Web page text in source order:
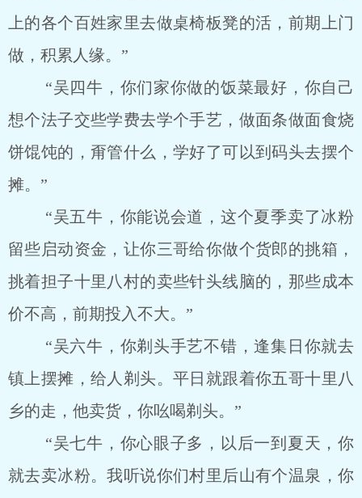
上的各个百姓家里去做桌椅板凳的活，前期上门
做，积累人缘。”
“吴四牛，你们家你做的饭菜最好，你自己
想个法子交些学费去学个手艺，做面条做面食烧
饼馄饨的，甭管什么，学好了可以到码头去摆个
摊。”
“吴五牛，你能说会道，这个夏季卖了冰粉
留些启动资金，让你三哥给你做个货郎的挑箱，
挑着担子十里八村的卖些针头线脑的，那些成本
价不高，前期投入不大。”
“吴六牛，你剃头手艺不错，逢集日你就去
镇上摆摊，给人剃头。平日就跟着你五哥十里八
乡的走，他卖货，你吆喝剃头。”
“吴七牛，你心眼子多，以后一到夏天，你
就去卖冰粉。我听说你们村里后山有个温泉，你